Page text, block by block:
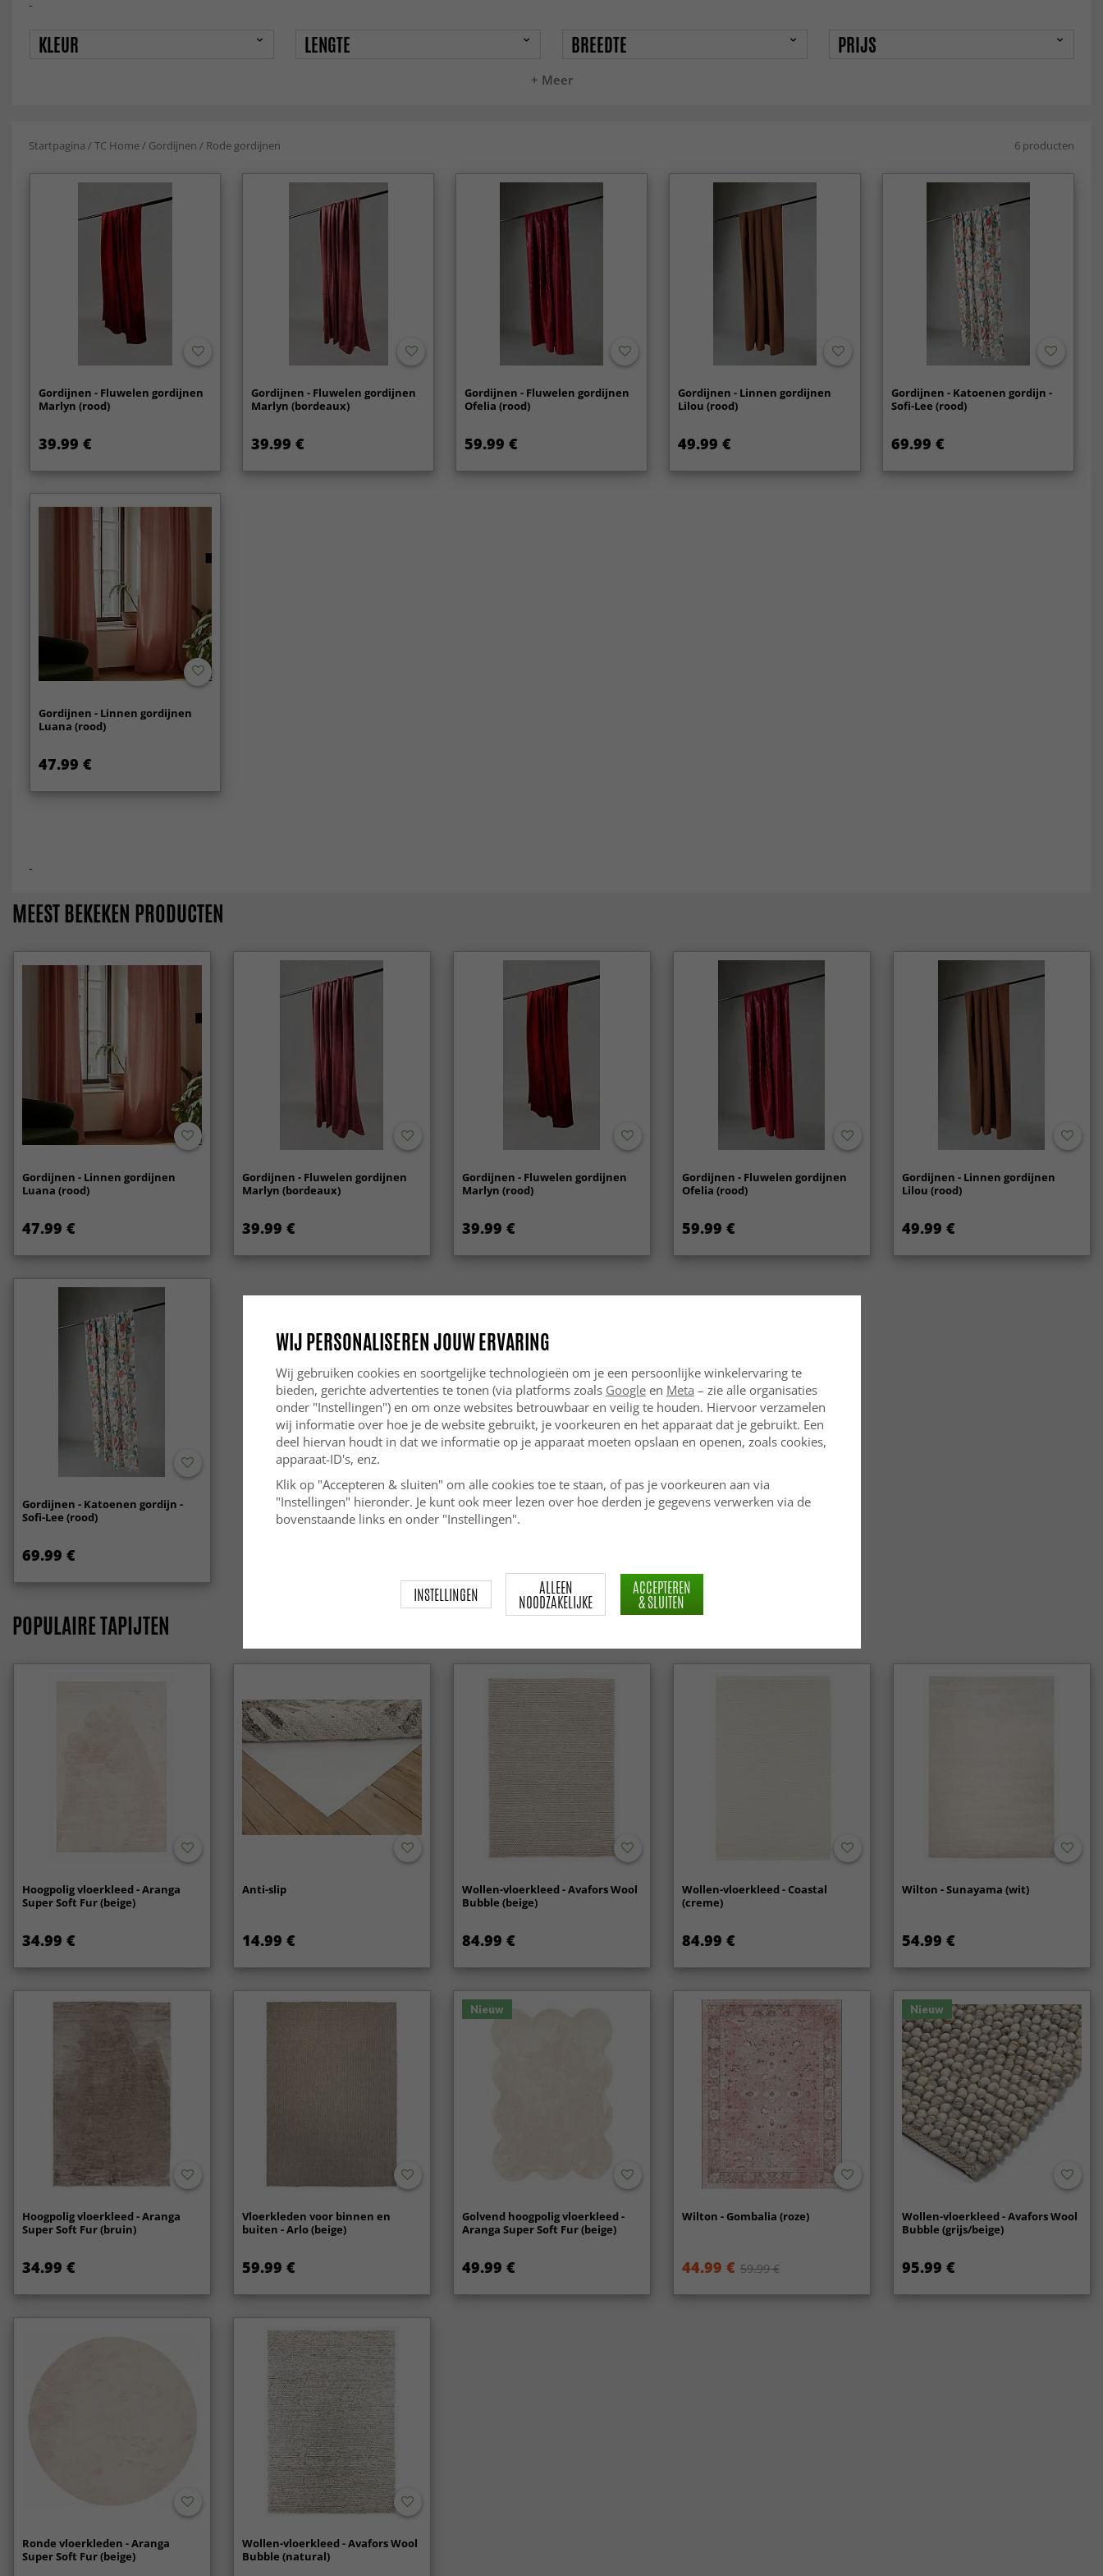
-
+ Meer
KLEUR LENGTE BREEDTE PRIJS
Startpagina /TC Home/ Gordijnen / Rode gordijnen 6 producten
Gordijnen - Fluwelen gordijnen
Marlyn (rood)
39.99 €
Gordijnen - Fluwelen gordijnen
Marlyn (bordeaux)
39.99 €
Gordijnen - Fluwelen gordijnen
Ofelia (rood)
59.99 €
Gordijnen - Linnen gordijnen
Lilou (rood)
49.99 €
Gordijnen - Katoenen gordijn -
Sofi-Lee (rood)
69.99 €
Gordijnen - Linnen gordijnen
Luana (rood)
47.99 €
-
MEEST BEKEKEN PRODUCTEN
Gordijnen - Linnen gordijnen
Luana (rood)
47.99 €
Gordijnen - Fluwelen gordijnen
Marlyn (bordeaux)
39.99 €
Gordijnen - Fluwelen gordijnen
Marlyn (rood)
39.99 €
Gordijnen - Fluwelen gordijnen
Ofelia (rood)
59.99 €
Gordijnen - Linnen gordijnen
Lilou (rood)
49.99 €
Gordijnen - Katoenen gordijn -
Sofi-Lee (rood)
69.99 €
POPULAIRE TAPIJTEN
Hoogpolig vloerkleed - Aranga
Super Soft Fur (beige)
34.99 €
Anti-slip
14.99 €
Wollen-vloerkleed - Avafors Wool
Bubble (beige)
84.99 €
Wollen-vloerkleed - Coastal
(creme)
84.99 €
Wilton - Sunayama (wit)
54.99 €
Hoogpolig vloerkleed - Aranga
Super Soft Fur (bruin)
34.99 €
Vloerkleden voor binnen en
buiten - Arlo (beige)
59.99 €
Nieuw
Golvend hoogpolig vloerkleed -
Aranga Super Soft Fur (beige)
49.99 €
Wilton - Gombalia (roze)
44.99 € 59.99 €
Nieuw
Wollen-vloerkleed - Avafors Wool
Bubble (grijs/beige)
95.99 €
Ronde vloerkleden - Aranga
Super Soft Fur (beige)
Wollen-vloerkleed - Avafors Wool
Bubble (natural)
WIJ PERSONALISEREN JOUW ERVARING
Wij gebruiken cookies en soortgelijke technologieën om je een persoonlijke winkelervaring te
bieden, gerichte advertenties te tonen (via platforms zoals Googleen Meta – zie alle organisaties
onder "Instellingen") en om onze websites betrouwbaar en veilig te houden. Hiervoor verzamelen
wij informatie over hoe je de website gebruikt, je voorkeuren en het apparaat dat je gebruikt. Een
deel hiervan houdt in dat we informatie op je apparaat moeten opslaan en openen, zoals cookies,
apparaat-ID's, enz.
Klik op "Accepteren & sluiten" om alle cookies toe te staan, of pas je voorkeuren aan via
"Instellingen" hieronder. Je kunt ook meer lezen over hoe derden je gegevens verwerken via de
bovenstaande links en onder "Instellingen".
INSTELLINGEN ALLEEN
NOODZAKELIJKE
ACCEPTEREN
& SLUITEN